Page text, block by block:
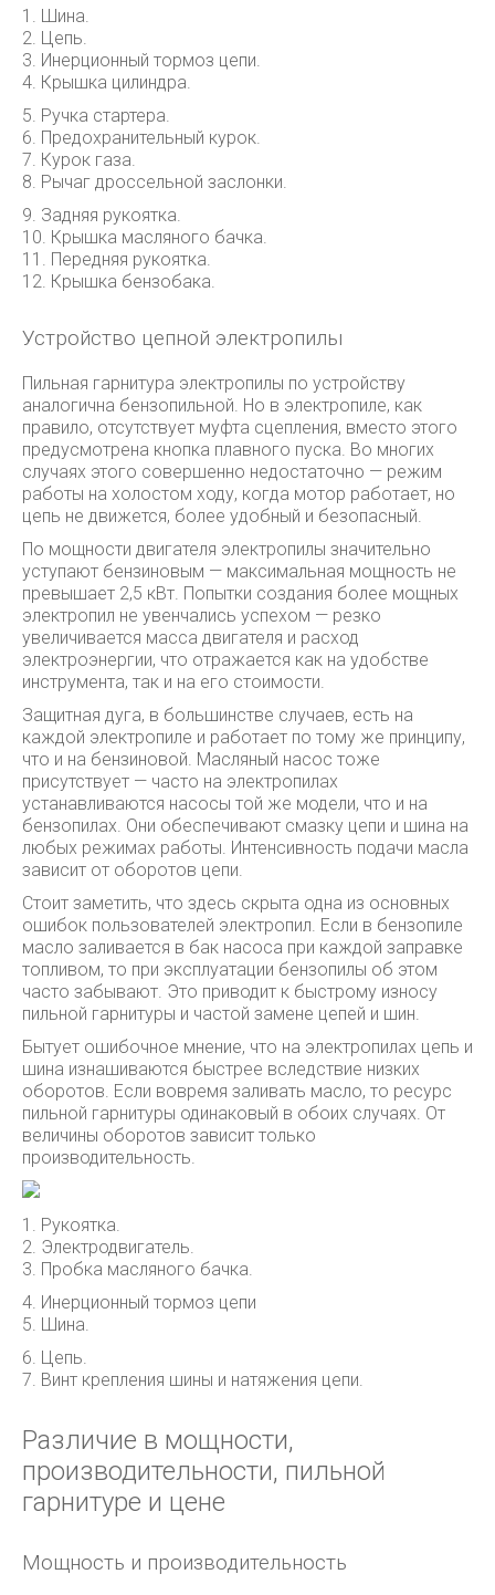
1. Шина.
2. Цепь.
3. Инерционный тормоз цепи.
4. Крышка цилиндра.
5. Ручка стартера.
6. Предохранительный курок.
7. Курок газа.
8. Рычаг дроссельной заслонки.
9. Задняя рукоятка.
10. Крышка масляного бачка.
11. Передняя рукоятка.
12. Крышка бензобака.
Устройство цепной электропилы
Пильная гарнитура электропилы по устройству
аналогична бензопильной. Но в электропиле, как
правило, отсутствует муфта сцепления, вместо этого
предусмотрена кнопка плавного пуска. Во многих
случаях этого совершенно недостаточно — режим
работы на холостом ходу, когда мотор работает, но
цепь не движется, более удобный и безопасный.
По мощности двигателя электропилы значительно
уступают бензиновым — максимальная мощность не
превышает 2,5 кВт. Попытки создания более мощных
электропил не увенчались успехом — резко
увеличивается масса двигателя и расход
электроэнергии, что отражается как на удобстве
инструмента, так и на его стоимости.
Защитная дуга, в большинстве случаев, есть на
каждой электропиле и работает по тому же принципу,
что и на бензиновой. Масляный насос тоже
присутствует — часто на электропилах
устанавливаются насосы той же модели, что и на
бензопилах. Они обеспечивают смазку цепи и шина на
любых режимах работы. Интенсивность подачи масла
зависит от оборотов цепи.
Стоит заметить, что здесь скрыта одна из основных
ошибок пользователей электропил. Если в бензопиле
масло заливается в бак насоса при каждой заправке
топливом, то при эксплуатации бензопилы об этом
часто забывают. Это приводит к быстрому износу
пильной гарнитуры и частой замене цепей и шин.
Бытует ошибочное мнение, что на электропилах цепь и
шина изнашиваются быстрее вследствие низких
оборотов. Если вовремя заливать масло, то ресурс
пильной гарнитуры одинаковый в обоих случаях. От
величины оборотов зависит только
производительность.
1. Рукоятка.
2. Электродвигатель.
3. Пробка масляного бачка.
4. Инерционный тормоз цепи
5. Шина.
6. Цепь.
7. Винт крепления шины и натяжения цепи.
Различие в мощности,
производительности, пильной
гарнитуре и цене
Мощность и производительность